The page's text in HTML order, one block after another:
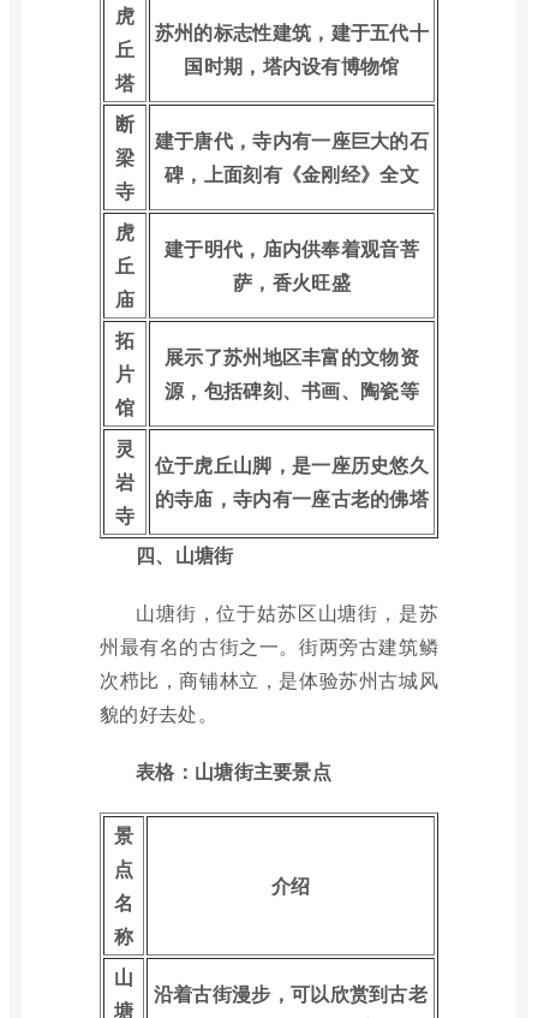
虎
丘
塔
苏州的标志性建筑，建于五代十
国时期，塔内设有博物馆
断
梁
寺
建于唐代，寺内有一座巨大的石
碑，上面刻有《金刚经》全文
虎
丘
庙
建于明代，庙内供奉着观音菩
萨，香火旺盛
拓
片
馆
展示了苏州地区丰富的文物资
源，包括碑刻、书画、陶瓷等
灵
岩
寺
位于虎丘山脚，是一座历史悠久
的寺庙，寺内有一座古老的佛塔
四、山塘街
山塘街，位于姑苏区山塘街，是苏
州最有名的古街之一。街两旁古建筑鳞
次栉比，商铺林立，是体验苏州古城风
貌的好去处。
表格：山塘街主要景点
景
点
名
称
介绍
山
塘
沿着古街漫步，可以欣赏到古老